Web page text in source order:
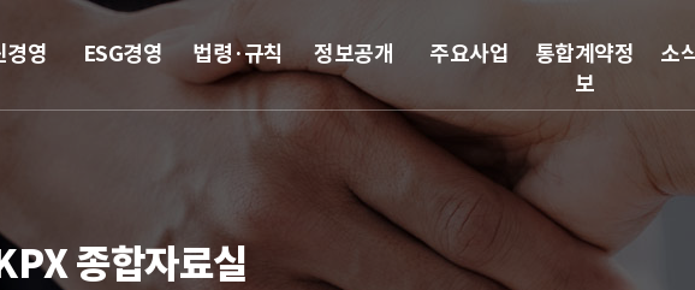
경영 ESG경영 법령·규칙 정보공개 주요사업
통합계약정
보
소
종합자료실